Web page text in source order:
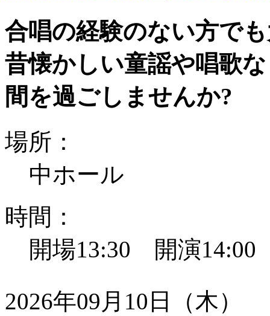
合唱の経験のない方で
昔懐かしい童謡や唱歌
間を過ごしませんか?
場所：
中ホール
時間：
開場13:30 開演14:00
2026年09月10日（木）